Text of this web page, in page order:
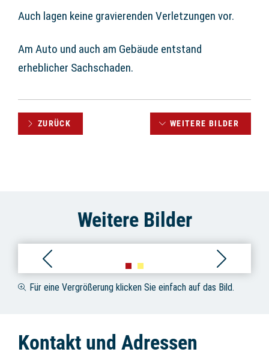
Auch lagen keine gravierenden Verletzungen vor.
Am Auto und auch am Gebäude entstand
erheblicher Sachschaden.
ZURÜCK WEITERE BILDER
Weitere Bilder
Für eine Vergrößerung klicken Sie einfach auf das Bild.
Kontakt und Adressen